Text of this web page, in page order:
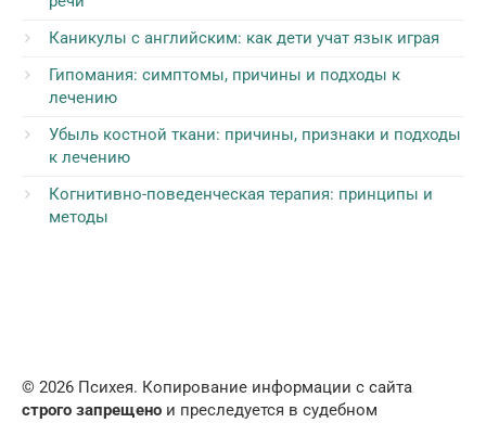
Каникулы с английским: как дети учат язык играя
Гипомания: симптомы, причины и подходы к
лечению
Убыль костной ткани: причины, признаки и подходы
к лечению
Когнитивно-поведенческая терапия: принципы и
методы
© 2026 Психея. Копирование информации с сайта
строго запрещено и преследуется в судебном